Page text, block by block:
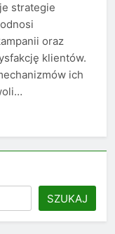
strategie
oraz
klientów.
ich
SZUKAJ